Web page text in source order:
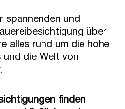
spannenden und
über
alles rund um die hohe
und die Welt von
finden